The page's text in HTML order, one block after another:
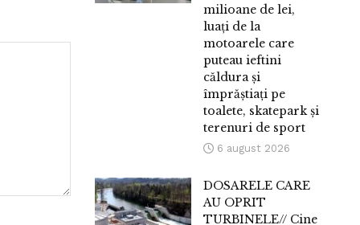
milioane de lei,
luați de la
motoarele care
puteau ieftini
căldura și
împrăștiați pe
toalete, skatepark și
terenuri de sport
6 august 2026
DOSARELE CARE
AU OPRIT
TURBINELE// Cine